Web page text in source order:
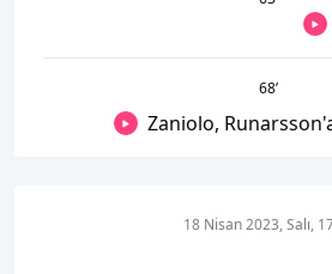
68’
Zaniolo,
18 Nisan 2023, Salı,